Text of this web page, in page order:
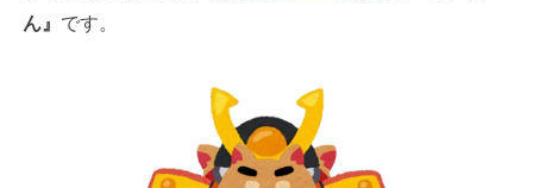
ん』 です。